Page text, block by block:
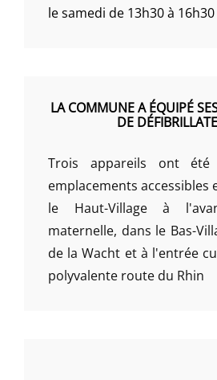
le samedi de 13h30 à 16h30
LA COMMUNE A ÉQUIPÉ
DE
Trois appareils ont
emplacements accessibles
le Haut-Village à
maternelle, dans le Bas-
de la Wacht et à l'entrée
polyvalente route du Rhin